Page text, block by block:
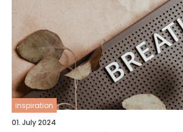
inspiration
01. July 2024